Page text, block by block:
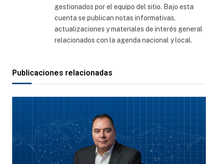
gestionados por el equipo del sitio. Bajo esta
cuenta se publican notas informativas,
actualizaciones y materiales de interés general
relacionados con la agenda nacional y local.
Publicaciones relacionadas